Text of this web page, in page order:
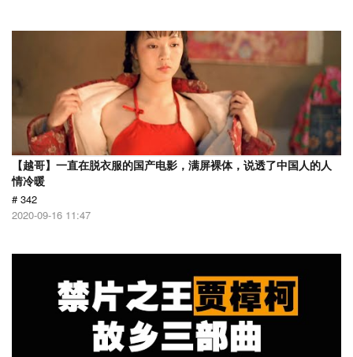
【越哥】一直在脱衣服的国产电影，满屏裸体，说透了中国人的人
情冷暖
# 342
2020-09-16 11:47